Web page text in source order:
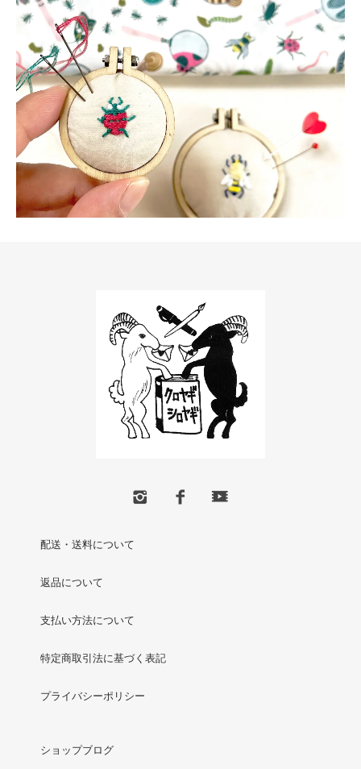
配送・送料について
返品について
支払い方法について
特定商取引法に基づく表記
プライバシーポリシー
ショップブログ